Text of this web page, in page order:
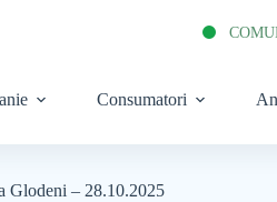
Consumatori
Glodeni – 28.10.2025